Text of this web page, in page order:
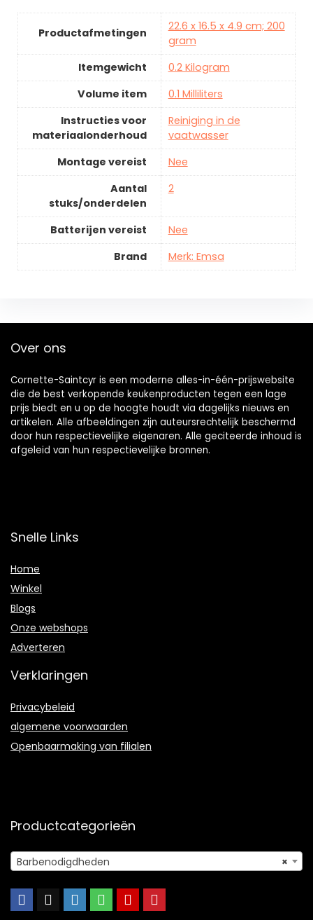
Productafmetingen
22.6 x 16.5 x 4.9 cm; 200
gram
Itemgewicht
0.2 Kilogram
Volume item
0.1 Milliliters
Instructies voor
materiaalonderhoud
Reiniging in de
vaatwasser
Montage vereist
Nee
Aantal
stuks/onderdelen
2
Batterijen vereist
Nee
Brand
Merk: Emsa
Over ons
Cornette-Saintcyr is een moderne alles-in-één-prijswebsite
die de best verkopende keukenproducten tegen een lage
prijs biedt en u op de hoogte houdt via dagelijks nieuws en
artikelen. Alle afbeeldingen zijn auteursrechtelijk beschermd
door hun respectievelijke eigenaren. Alle geciteerde inhoud is
afgeleid van hun respectievelijke bronnen.
Snelle Links
Home
Winkel
Blogs
Onze webshops
Adverteren
Verklaringen
Privacybeleid
algemene voorwaarden
Openbaarmaking van filialen
Productcategorieën
×
Barbenodigdheden